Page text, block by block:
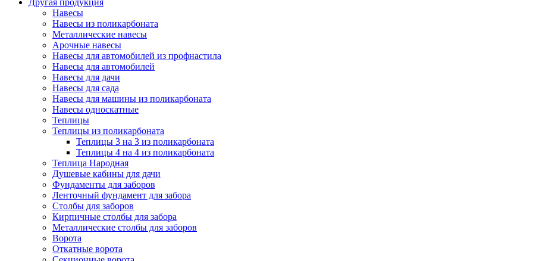
Другая продукция
Навесы
Навесы из поликарбоната
Металлические навесы
Арочные навесы
Навесы для автомобилей из профнастила
Навесы для автомобилей
Навесы для дачи
Навесы для сада
Навесы для машины из поликарбоната
Навесы односкатные
Теплицы
Теплицы из поликарбоната
Теплицы 3 на 3 из поликарбоната
Теплицы 4 на 4 из поликарбоната
Теплица Народная
Душевые кабины для дачи
Фундаменты для заборов
Ленточный фундамент для забора
Столбы для заборов
Кирпичные столбы для забора
Металлические столбы для заборов
Ворота
Откатные ворота